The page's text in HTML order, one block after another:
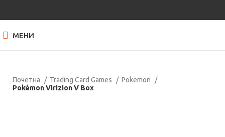
МЕНИ
Почетна Trading Card Games
Pokemon
Pokémon Virizion V Box